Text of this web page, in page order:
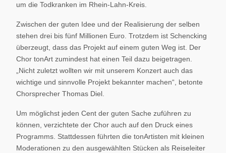
um die Todkranken im Rhein-Lahn-Kreis.
Zwischen der guten Idee und der Realisierung der selben
stehen drei bis fünf Millionen Euro. Trotzdem ist Schencking
überzeugt, dass das Projekt auf einem guten Weg ist. Der
Chor tonArt zumindest hat einen Teil dazu beigetragen.
„Nicht zuletzt wollten wir mit unserem Konzert auch das
wichtige und sinnvolle Projekt bekannter machen“, betonte
Chorsprecher Thomas Diel.
Um möglichst jeden Cent der guten Sache zuführen zu
können, verzichtete der Chor auch auf den Druck eines
Programms. Stattdessen führten die tonArtisten mit kleinen
Moderationen zu den ausgewählten Stücken als Reiseleiter